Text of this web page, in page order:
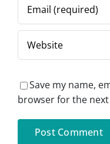
Save my name,
browser for the